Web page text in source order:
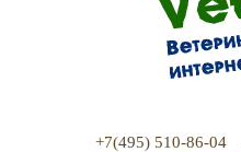
+7(495) 510-86-04